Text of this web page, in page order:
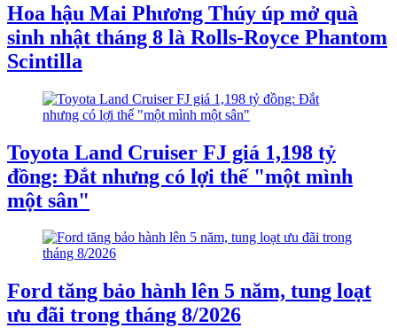
Hoa hậu Mai Phương Thúy úp mở quà
sinh nhật tháng 8 là Rolls-Royce Phantom
Scintilla
Toyota Land Cruiser FJ giá 1,198 tỷ
đồng: Đắt nhưng có lợi thế "một mình
một sân"
Ford tăng bảo hành lên 5 năm, tung loạt
ưu đãi trong tháng 8/2026